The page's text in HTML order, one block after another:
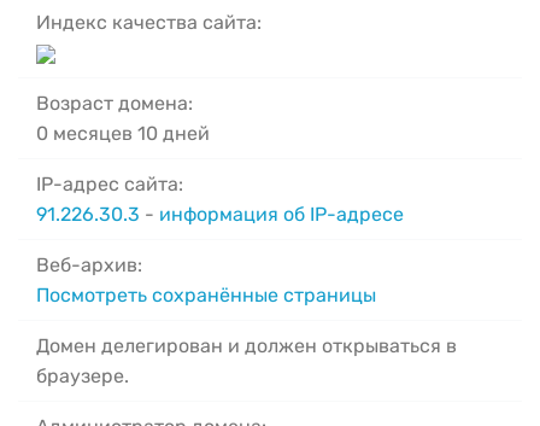
Индекс качества сайта:
Возраст домена:
0 месяцев 10 дней
IP-адрес сайта:
91.226.30.3 - информация об IP-адресе
Веб-архив:
Посмотреть сохранённые страницы
Домен делегирован и должен открываться в
браузере.